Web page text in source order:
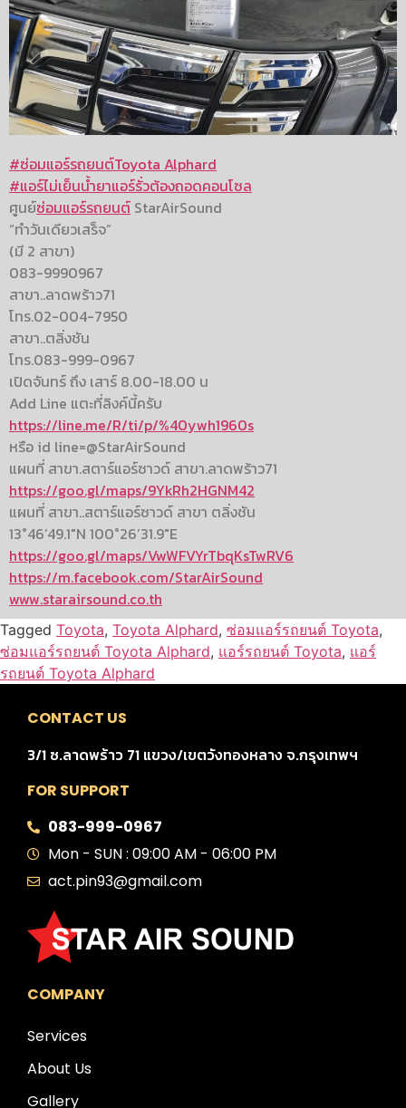
#ซ่อมแอร์รถยนต์Toyota Alphard
#แอร์ไม่เย็นน้ำยาแอร์รั่วต้องถอดคอนโซล
ศูนย์ซ่อมแอร์รถยนต์ StarAirSound
“ทำวันเดียวเสร็จ”
(มี 2 สาขา)
083-9990967
สาขา..ลาดพร้าว71
โทร.02-004-7950
สาขา..ตลิ่งชัน
โทร.083-999-0967
เปิดจันทร์ ถึง เสาร์ 8.00-18.00 น
Add Line แตะที่ลิงค์นี้ครับ
https://line.me/R/ti/p/%40ywh1960s
หรือ id line=@StarAirSound
แผนที่ สาขา.สตาร์แอร์ซาวด์ สาขา.ลาดพร้าว71
https://goo.gl/maps/9YkRh2HGNM42
แผนที่ สาขา..สตาร์แอร์ซาวด์ สาขา ตลิ่งชัน
13°46’49.1″N 100°26’31.9″E
https://goo.gl/maps/VwWFVYrTbqKsTwRV6
https://m.facebook.com/StarAirSound
www.starairsound.co.th
Tagged Toyota, Toyota Alphard, ซ่อมแอร์รถยนต์ Toyota,
ซ่อมแอร์รถยนต์ Toyota Alphard, แอร์รถยนต์ Toyota, แอร์
รถยนต์ Toyota Alphard
CONTACT US
3/1 ซ.ลาดพร้าว 71 แขวง/เขตวังทองหลาง จ.กรุงเทพฯ
FOR SUPPORT
083-999-0967
Mon - SUN : 09:00 AM - 06:00 PM
act.pin93@gmail.com
COMPANY
Services
About Us
Gallery